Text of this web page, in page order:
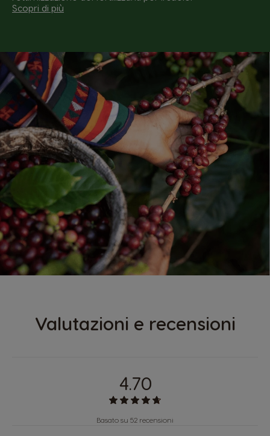
Scopri di più
Valutazioni e recensioni
4.70
Basato su 52 recensioni